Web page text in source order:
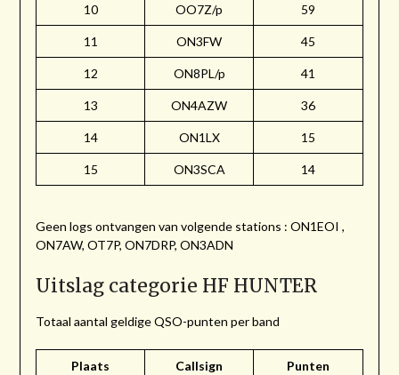
10 OO7Z/p 59
11 ON3FW 45
12 ON8PL/p 41
13 ON4AZW 36
14 ON1LX 15
15 ON3SCA 14
Geen logs ontvangen van volgende stations : ON1EOI ,
ON7AW, OT7P, ON7DRP, ON3ADN
Uitslag categorie HF HUNTER
Totaal aantal geldige QSO-punten per band
Plaats Callsign Punten